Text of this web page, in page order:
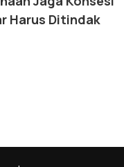
Harus Ditindak